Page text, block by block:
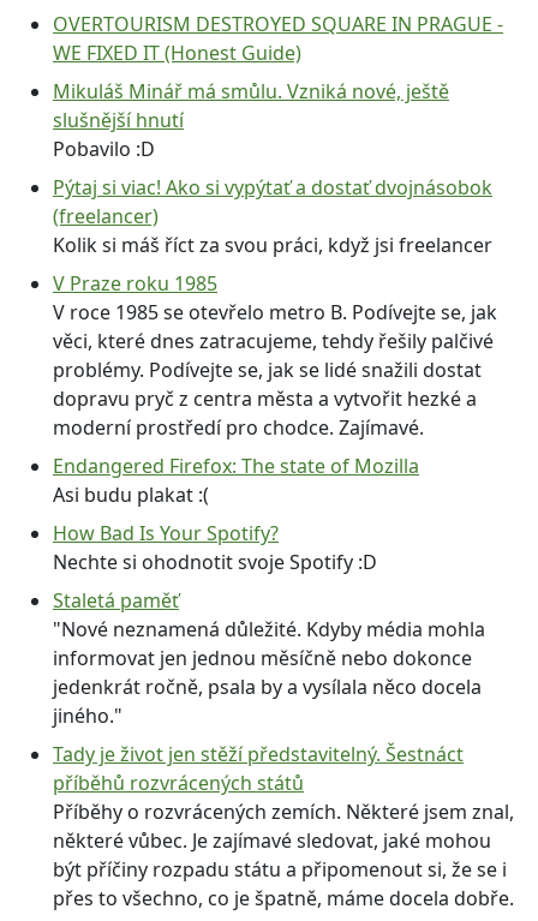
OVERTOURISM DESTROYED SQUARE IN PRAGUE -
WE FIXED IT (Honest Guide)
Mikuláš Minář má smůlu. Vzniká nové, ještě
slušnější hnutí
Pobavilo :D
Pýtaj si viac! Ako si vypýtať a dostať dvojnásobok
(freelancer)
Kolik si máš říct za svou práci, když jsi freelancer
V Praze roku 1985
V roce 1985 se otevřelo metro B. Podívejte se, jak
věci, které dnes zatracujeme, tehdy řešily palčivé
problémy. Podívejte se, jak se lidé snažili dostat
dopravu pryč z centra města a vytvořit hezké a
moderní prostředí pro chodce. Zajímavé.
Endangered Firefox: The state of Mozilla
Asi budu plakat :(
How Bad Is Your Spotify?
Nechte si ohodnotit svoje Spotify :D
Staletá paměť
"Nové neznamená důležité. Kdyby média mohla
informovat jen jednou měsíčně nebo dokonce
jedenkrát ročně, psala by a vysílala něco docela
jiného."
Tady je život jen stěží představitelný. Šestnáct
příběhů rozvrácených států
Příběhy o rozvrácených zemích. Některé jsem znal,
některé vůbec. Je zajímavé sledovat, jaké mohou
být příčiny rozpadu státu a připomenout si, že se i
přes to všechno, co je špatně, máme docela dobře.